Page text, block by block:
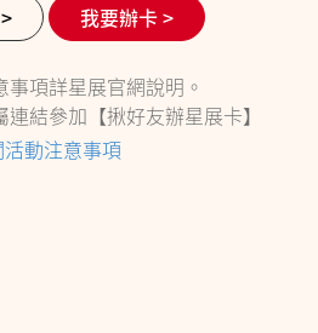
我要辦卡 >
項詳星展官網說明。
結參加【揪好友辦星展卡】
動注意事項